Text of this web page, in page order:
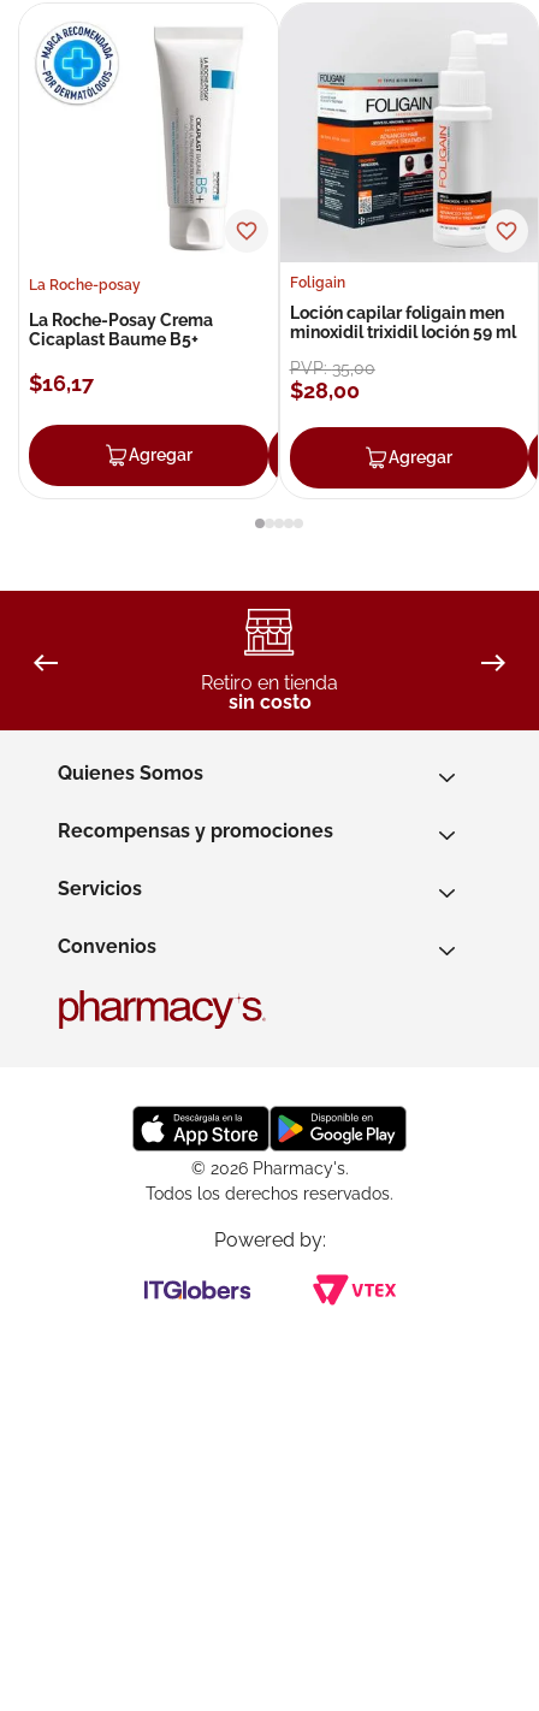
La Roche-posay
La Roche-Posay Crema
Cicaplast Baume B5+
$16,17
Agregar Agregar
Foligain
Loción capilar foligain men
minoxidil trixidil loción 59 ml
PVP:35,00
$28,00
Agregar
Retiro en tienda
sin costo
Quienes Somos
Recompensas y promociones
Servicios
Convenios
© 2026 Pharmacy's.
Todos los derechos reservados.
Powered by: